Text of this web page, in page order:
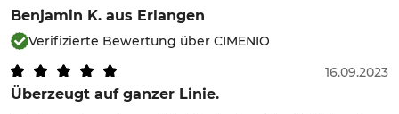
Benjamin K. aus Erlangen
Verifizierte Bewertung über CIMENIO
Überzeugt auf ganzer Linie.
16.09.2023